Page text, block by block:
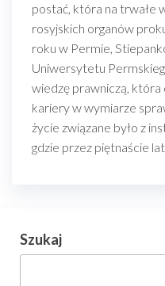
postać, która na trwałe
rosyjskich organów
roku w Permie,
Uniwersytetu
wiedzę prawniczą,
kariery w wymiarze
życie związane było z
gdzie przez piętnaście
Szukaj